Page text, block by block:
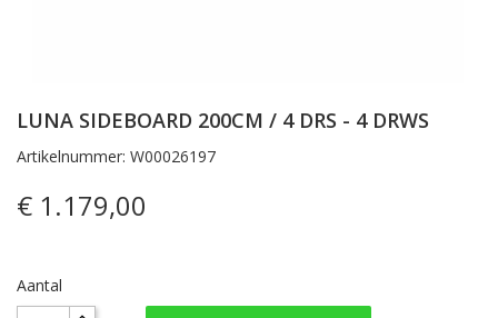
LUNA SIDEBOARD 200CM / 4 DRS - 4 DRWS
Artikelnummer: W00026197
€ 1.179,00
Aantal